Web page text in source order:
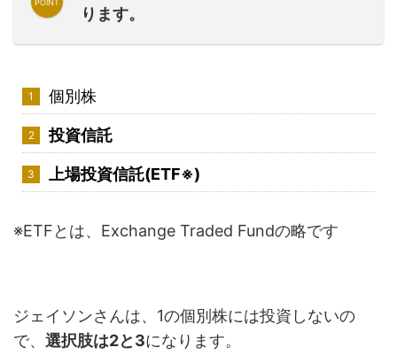
ります。
個別株
投資信託
上場投資信託(ETF※)
※ETFとは、Exchange Traded Fundの略です
ジェイソンさんは、1の個別株には投資しないの
で、 選択肢は2と3になります。